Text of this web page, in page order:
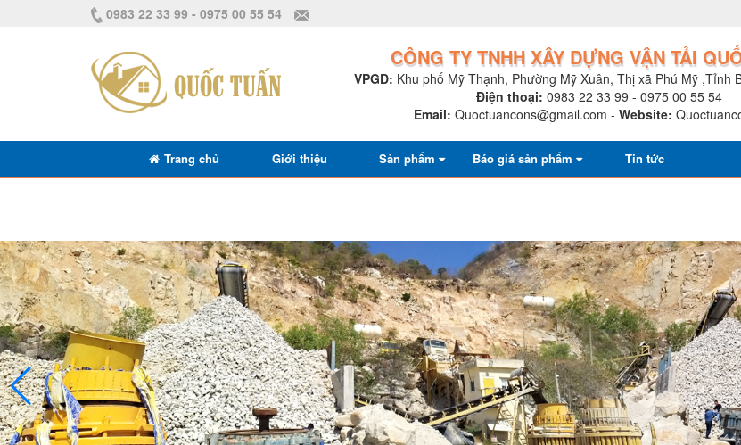
0983 22 33 99 - 0975 00 55 54
CÔNG TY TNHH XÂY DỰNG VẬN TẢI
VPGD: Khu phố Mỹ Thạnh, Phường Mỹ Xuân, Thị xã Phú Mỹ ,Tỉnh
Điện thoại: 0983 22 33 99 - 0975 00 55 54
Email: Quoctuancons@gmail.com - Website:
Trang chủ Giới thiệu Sản phẩm Báo giá sản phẩm Tin tức